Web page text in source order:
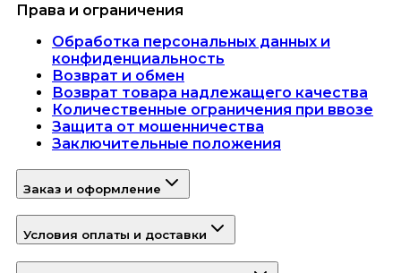
Права и ограничения
Обработка персональных данных и
конфиденциальность
Возврат и обмен
Возврат товара надлежащего качества
Количественные ограничения при ввозе
Защита от мошенничества
Заключительные положения
Заказ и оформление
Условия оплаты и доставки